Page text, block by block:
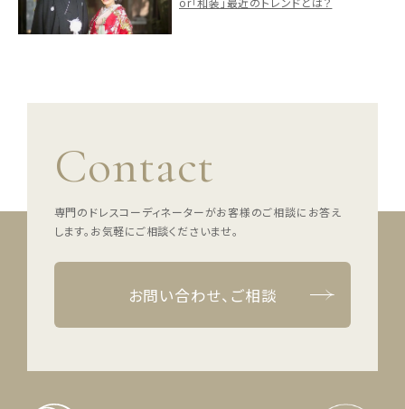
Contact
専門のドレスコーディネーターがお客様のご相談にお答え
します。 お気軽にご相談くださいませ。
お問い合わせ、ご相談